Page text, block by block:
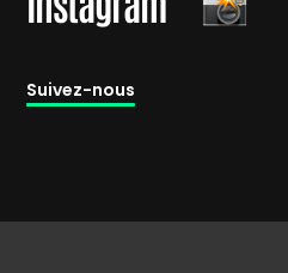
Suivez-nous